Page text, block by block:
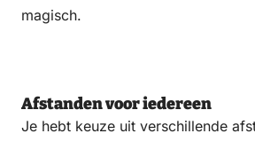
magisch.
Afstanden voor iedereen
Je hebt keuze uit verschillende